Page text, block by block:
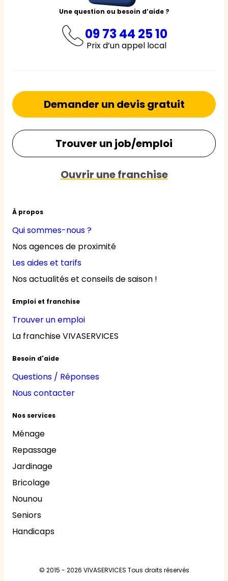
Une question ou besoin d’aide ?
09 73 44 25 10
Prix d’un appel local
À propos
Qui sommes-nous ?
Nos agences de proximité
Les aides et tarifs
Nos actualités et conseils de saison !
Emploi et franchise
Trouver un emploi
La franchise VIVASERVICES
Besoin d'aide
Questions / Réponses
Nous contacter
Nos services
Ménage
Repassage
Jardinage
Bricolage
Nounou
Seniors
Handicaps
Demander un devis gratuit
Trouver un job/emploi
Ouvrir une franchise
© 2015 - 2026 VIVASERVICES Tous droits réservés